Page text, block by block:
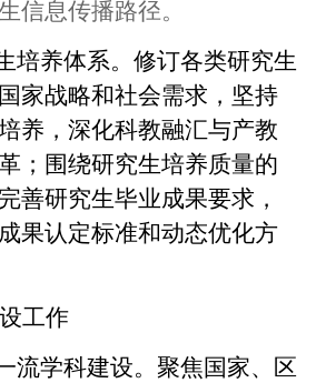
信息传播路径。
培养体系。修订各类研究生
家战略和社会需求，坚持
养，深化科教融汇与产教
；围绕研究生培养质量的
善研究生毕业成果要求，
果认定标准和动态优化方
工作
流学科建设。聚焦国家、区